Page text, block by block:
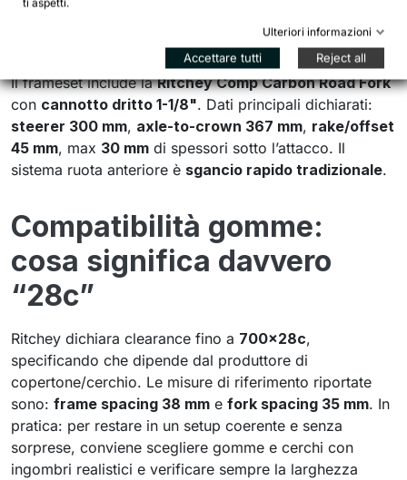
impostazione “road”
Il frameset include laRitchey Comp Carbon Road Fork
con cannotto dritto 1-1/8". Dati principali dichiarati:
steerer 300 mm, axle-to-crown 367 mm, rake/offset
45 mm, max 30 mm di spessori sotto l’attacco. Il
sistema ruota anteriore è sgancio rapido tradizionale.
Compatibilità gomme:
cosa significa davvero
“28c”
Ritchey dichiara clearance fino a 700x28c,
specificando che dipende dal produttore di
copertone/cerchio. Le misure di riferimento riportate
sono: frame spacing 38 mm e fork spacing 35 mm. In
pratica: per restare in un setup coerente e senza
sorprese, conviene scegliere gomme e cerchi con
ingombri realistici e verificare sempre la larghezza
ti aspetti.
Ulteriori informazioni
Accettare tutti Reject all